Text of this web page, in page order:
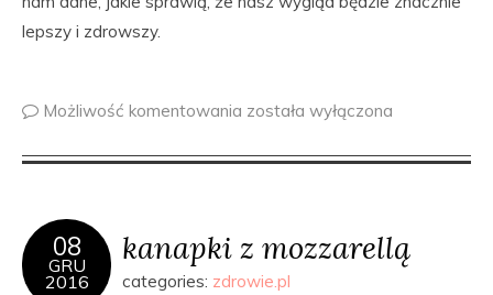
lepszy i zdrowszy.
Możliwość komentowania została wyłączona
08
GRU
2016
kanapki z mozzarellą
categories: zdrowie.pl